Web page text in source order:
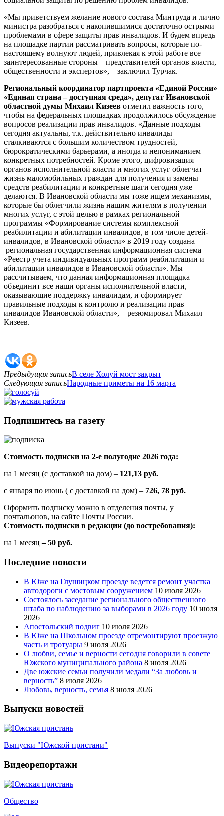
«Мы приветствуем желание нового состава Минтруда и лично
министра разобраться с накопившимися достаточно острыми
проблемами в сфере защиты прав инвалидов. И будем впредь
на площадке партии рассматривать вопросы, которые по-
настоящему волнуют людей, привлекая к этой работе все
заинтересованные стороны – представителей органов власти,
общественности и экспертов», – заключил Турчак.
Региональный координатор партпроекта «Единой России»
«Единая страна – доступная среда», депутат Ивановской
областной думы Михаил Кизеев отметил важность того,
чтобы на федеральных площадках продолжилось обсуждение
вопросов реализации прав инвалидов. «Данные подходы
сегодня актуальны, т.к. действительно инвалиды
сталкиваются с большим количеством трудностей,
бюрократическими барьерами, а иногда и непониманием
конкретных потребностей. Кроме этого, цифровизация
органов исполнительной власти и многих услуг облегчат
жизнь маломобильных граждан для получения и замены
средств реабилитации и конкретные шаги сегодня уже
делаются. В Ивановской области мы тоже ищем механизмы,
которые бы облегчили жизнь нашим жителям в получении
многих услуг, с этой целью в рамках региональной
программы «Формирование системы комплексной
реабилитации и абилитации инвалидов, в том числе детей-
инвалидов, в Ивановской области» в 2019 году создана
региональная государственная информационная система
«Реестр учета индивидуальных программ реабилитации и
абилитации инвалидов в Ивановской области». Мы
рассчитываем, что данная информационная площадка
объединит все наши органы исполнительной власти,
оказывающие поддержку инвалидам, и сформирует
правильные подходы к контролю и реализации прав
инвалидов Ивановской области», – резюмировал Михаил
Кизеев.
Предыдущая записьВ селе Холуй мост закрыт
Следующая записьНародные приметы на 16 марта
Подпишитесь на газету
Стоимость подписки на 2-е полугодие 2026 года:
на 1 месяц (с доставкой на дом) – 121,13 руб.
с января по июнь ( с доставкой на дом) – 726, 78 руб.
Оформить подписку можно в отделения почты, у
почтальонов, на сайте Почты России.
Стоимость подписки в редакции (до востребования):
на 1 месяц – 50 руб.
Последние новости
В Юже на Глушицком проезде ведется ремонт участка
автодороги с мостовым сооружением 10 июля 2026
Состоялось заседание регионального общественного
штаба по наблюдению за выборами в 2026 году 10 июля
2026
Апостольский подвиг 10 июля 2026
В Юже на Школьном проезде отремонтируют проезжую
часть и тротуары 9 июля 2026
О любви, семье и верности сегодня говорили в совете
Южского муниципального района 8 июля 2026
Две южские семьи получили медали “За любовь и
верность” 8 июля 2026
Любовь, верность, семья 8 июля 2026
Выпуски новостей
Выпуски "Южской пристани"
Видеорепортажи
Общество